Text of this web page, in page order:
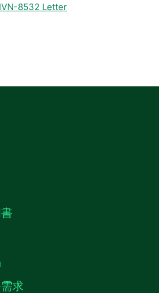
8532 Letter
求